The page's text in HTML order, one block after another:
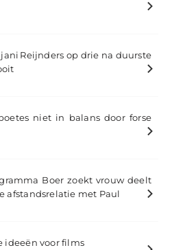
Reijnders op drie na duurste
niet in balans door forse
Boer zoekt vrouw deelt
afstandsrelatie met Paul
ideeën voor films